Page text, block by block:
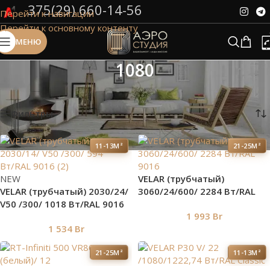
Перейти к навигации
Перейти к основному контенту
Сэкономим Ваше время на подбор
радиаторов!
Рассчитаем мощность | Предложим от 3х вариантов | В
наличии и под заказ
Скидки от 5%
375(29) 660-14-56
МЕНЮ
1080
Главная Показаны все (14)
Фильтры
11-13М²
NEW
VELAR (трубчатый) 2030/24/
V50 /300/ 1018 Bт/RAL 9016
1 534 Br
21-25М²
VELAR (трубчатый)
3060/24/600/ 2284 Bт/RAL
1 993 Br
21-25М² 11-13М²